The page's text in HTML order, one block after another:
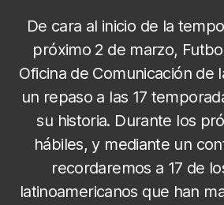
De cara al inicio de la
próximo 2 de marzo,
Oficina de Comunicación de
un repaso a las 17
su historia. Durante los
hábiles, y mediante un
recordaremos a 17 de
latinoamericanos que han